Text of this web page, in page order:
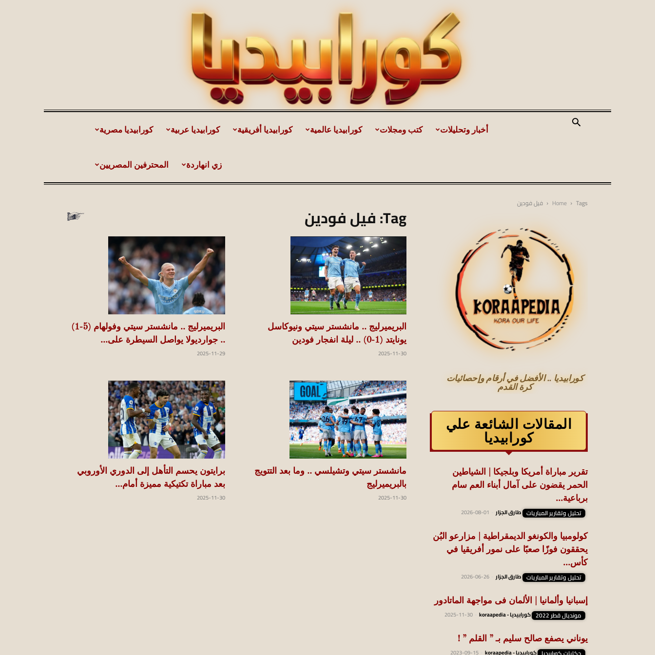
koraapedia
كورابيديا مصرية كورابيديا عربية كورابيديا أفريقية كورابيديا عالمية كتب ومجلات أخبار وتحليلات
المحترفين المصريين زي انهاردة
Home Tags فيل فودين
Tag: فيل فودين
البريميرليج .. مانشستر سيتي وفولهام (5-1)
.. جوارديولا يواصل السيطرة على...
2025-11-29
البريميرليج .. مانشستر سيتي ونيوكاسل
يونايتد (1-0) .. ليلة انفجار فودين
2025-11-30
برايتون يحسم التأهل إلى الدوري الأوروبي
بعد مباراة تكتيكية مميزة أمام...
2025-11-30
مانشستر سيتي وتشيلسي .. وما بعد التتويج
بالبريميرليج
2025-11-30
كورابيديا .. الأفضل في أرقام وإحصائيات
كرة القدم
المقالات الشائعة علي
كورابيديا
تقرير مباراة أمريكا وبلجيكا | الشياطين
الحمر يقضون على آمال أبناء العم سام
برباعية...
تحليل وتقارير المباريات طارق الجزار 2026-08-01
كولومبيا والكونغو الديمقراطية | مزارعو البُن
يحققون فوزًا صعبًا على نمور أفريقيا في
كأس...
تحليل وتقارير المباريات طارق الجزار 2026-06-26
إسبانيا وألمانيا | الألمان فى مواجهة الماتادور
مونديال قطر 2022 كورابيديا - koraapedia 2025-11-30
يوناني يصفع صالح سليم بـ ” القلم ” !
كورابيديا - koraapedia 2023-09-15